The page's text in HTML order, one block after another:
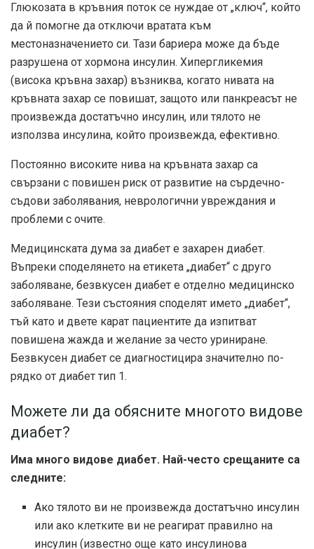
Глюкозата в кръвния поток се нуждае от „ключ“, който
да й помогне да отключи вратата към
местоназначението си. Тази бариера може да бъде
разрушена от хормона инсулин. Хипергликемия
(висока кръвна захар) възниква, когато нивата на
кръвната захар се повишат, защото или панкреасът не
произвежда достатъчно инсулин, или тялото не
използва инсулина, който произвежда, ефективно.
Постоянно високите нива на кръвната захар са
свързани с повишен риск от развитие на сърдечно-
съдови заболявания, неврологични увреждания и
проблеми с очите.
Медицинската дума за диабет е захарен диабет.
Въпреки споделянето на етикета „диабет“ с друго
заболяване, безвкусен диабет е отделно медицинско
заболяване. Тези състояния споделят името „диабет“,
тъй като и двете карат пациентите да изпитват
повишена жажда и желание за често уриниране.
Безвкусен диабет се диагностицира значително по-
рядко от диабет тип 1.
Можете ли да обясните многото видове
диабет?
Има много видове диабет. Най-често срещаните са
следните:
Ако тялото ви не произвежда достатъчно инсулин
или ако клетките ви не реагират правилно на
инсулин (известно още като инсулинова